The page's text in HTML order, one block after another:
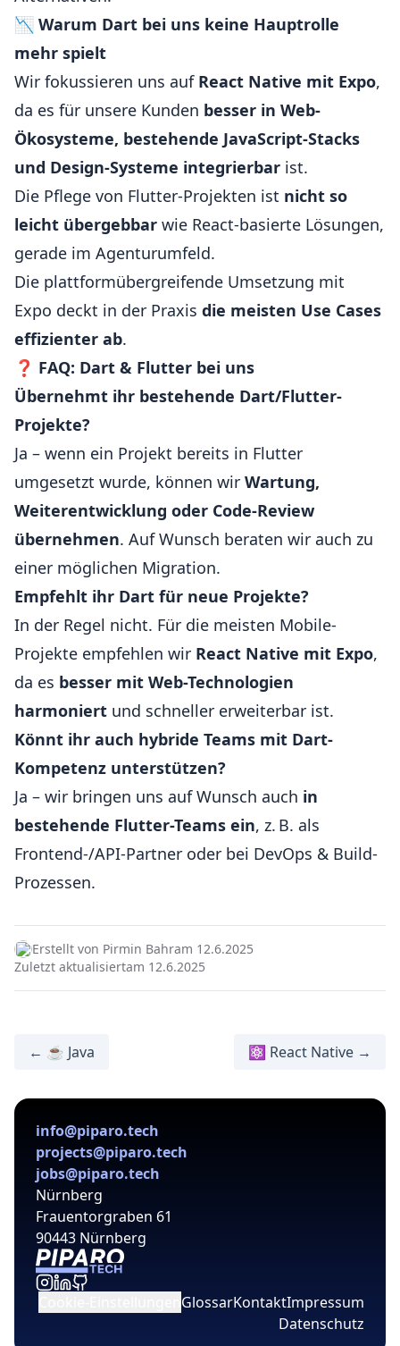
📉 Warum Dart bei uns keine Hauptrolle
mehr spielt
Wir fokussieren uns auf React Native mit Expo,
da es für unsere Kunden besser in Web-
Ökosysteme, bestehende JavaScript-Stacks
und Design-Systeme integrierbar ist.
Die Pflege von Flutter-Projekten ist nicht so
leicht übergebbar wie React-basierte Lösungen,
gerade im Agenturumfeld.
Die plattformübergreifende Umsetzung mit
Expo deckt in der Praxis die meisten Use Cases
effizienter ab.
❓ FAQ: Dart & Flutter bei uns
Übernehmt ihr bestehende Dart/Flutter-
Projekte?
Ja – wenn ein Projekt bereits in Flutter
umgesetzt wurde, können wir Wartung,
Weiterentwicklung oder Code-Review
übernehmen. Auf Wunsch beraten wir auch zu
einer möglichen Migration.
Empfehlt ihr Dart für neue Projekte?
In der Regel nicht. Für die meisten Mobile-
Projekte empfehlen wir React Native mit Expo,
da es besser mit Web-Technologien
harmoniert und schneller erweiterbar ist.
Könnt ihr auch hybride Teams mit Dart-
Kompetenz unterstützen?
Ja – wir bringen uns auf Wunsch auch in
bestehende Flutter-Teams ein, z. B. als
Frontend-/API-Partner oder bei DevOps & Build-
Prozessen.
Erstellt von Pirmin Bahram 12.6.2025
Zuletzt aktualisiertam 12.6.2025
← ☕ Java ⚛️ React Native →
info@piparo.tech
projects@piparo.tech
jobs@piparo.tech
Nürnberg
Frauentorgraben 61
90443 Nürnberg
GlossarKontaktImpressum
Datenschutz